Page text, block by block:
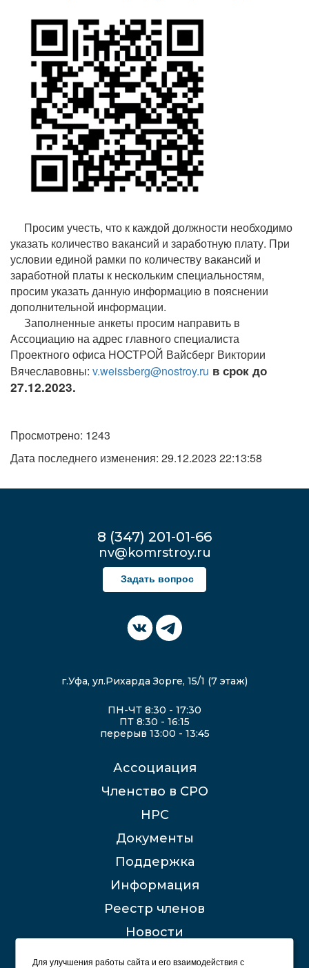
Просим учесть, что к каждой должности необходимо
указать количество вакансий и заработную плату. При
условии единой рамки по количеству вакансий и
заработной платы к нескольким специальностям,
просим указать данную информацию в пояснении
дополнительной информации.
Заполненные анкеты просим направить в
Ассоциацию на адрес главного специалиста
Проектного офиса НОСТРОЙ Вайсберг Виктории
Вячеславовны: v.weissberg@nostroy.ru в срок до
27.12.2023.
Просмотрено: 1243
Дата последнего изменения: 29.12.2023 22:13:58
8 (347) 201-01-66
nv@komrstroy.ru
Задать вопрос
г.Уфа, ул.Рихарда Зорге, 15/1 (7 этаж)
ПН-ЧТ 8:30 - 17:30
ПТ 8:30 - 16:15
перерыв 13:00 - 13:45
Ассоциация
Членство в СРО
НРС
Документы
Поддержка
Информация
Реестр членов
Новости
Контакты
Для улучшения работы сайта и его взаимодействия с